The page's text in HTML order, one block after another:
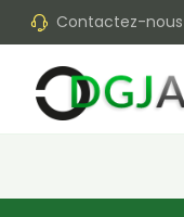
Contactez-nous